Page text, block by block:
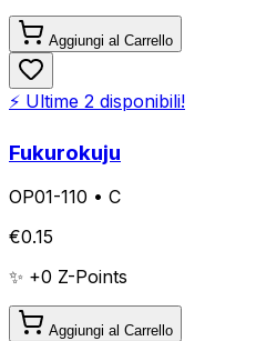
Aggiungi al Carrello
⚡ Ultime 2 disponibili!
Fukurokuju
OP01-110 • C
€0.15
✨ +0 Z-Points
Aggiungi al Carrello